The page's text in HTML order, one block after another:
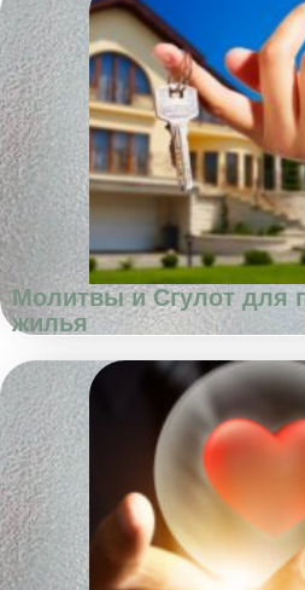
Молитвы и Сгулот для
жилья